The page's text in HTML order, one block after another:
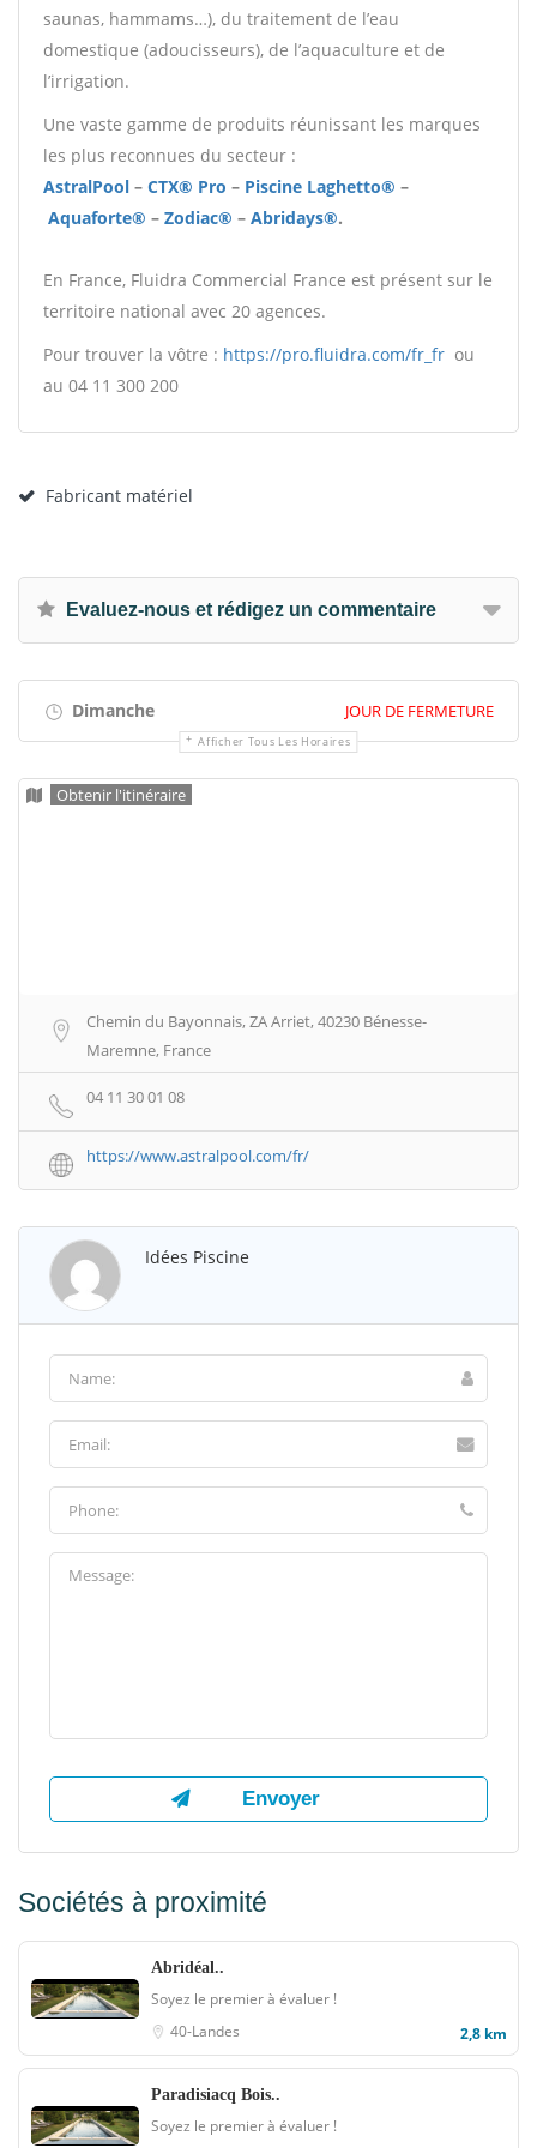
saunas, hammams…), du traitement de l’eau
domestique (adoucisseurs), de l’aquaculture et de
l’irrigation.
Une vaste gamme de produits réunissant les marques
les plus reconnues du secteur :
AstralPool – CTX® Pro – Piscine Laghetto® –
Aquaforte® – Zodiac® – Abridays®.
En France, Fluidra Commercial France est présent sur le
territoire national avec 20 agences.
Pour trouver la vôtre : https://pro.fluidra.com/fr_fr ou
au 04 11 300 200
Fabricant matériel
Evaluez-nous et rédigez un commentaire
Dimanche JOUR DE FERMETURE
Afficher Tous Les Horaires
Obtenir l'itinéraire
Chemin du Bayonnais, ZA Arriet, 40230 Bénesse-
Maremne, France
04 11 30 01 08
https://www.astralpool.com/fr/
Idées Piscine
Sociétés à proximité
Abridéal..
Soyez le premier à évaluer !
40-Landes
2,8 km
Paradisiacq Bois..
Soyez le premier à évaluer !